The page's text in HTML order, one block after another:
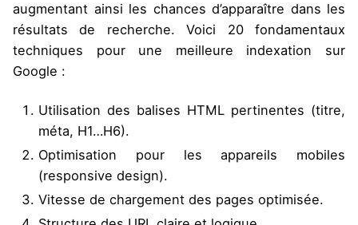
augmentant ainsi les chances d’apparaître dans les
résultats de recherche. Voici 20 fondamentaux
techniques pour une meilleure indexation sur
Google :
Utilisation des balises HTML pertinentes (titre,
méta, H1…H6).
Optimisation pour les appareils mobiles
(responsive design).
Vitesse de chargement des pages optimisée.